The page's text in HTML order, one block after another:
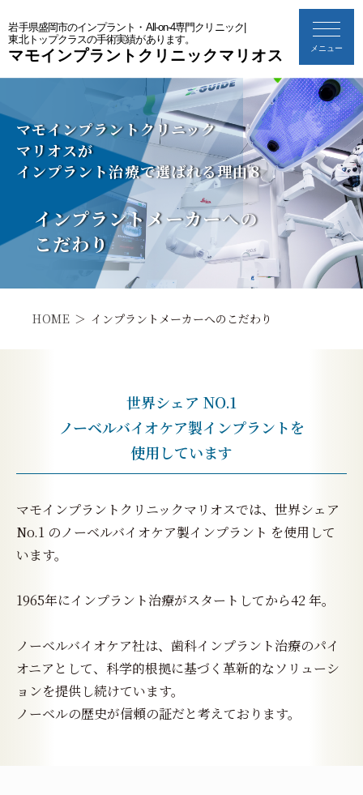
岩手県盛岡市のインプラント・All-on-4専門クリニック|
東北トップクラスの手術実績があります。
マモインプラントクリニックマリオス メニュー
マモインプラントクリニック
マリオスが
インプラント治療で選ばれる理由８
インプラントメーカーへの
こだわり
HOME インプラントメーカーへのこだわり
世界シェア NO.1
ノーベルバイオケア製インプラントを
使用しています
マモインプラントクリニックマリオスでは、世界シェア
No.1 のノーベルバイオケア製インプラント を使用して
います。
1965年にインプラント治療がスタートしてから42 年。
ノーベルバイオケア社は、歯科インプラント治療のパイ
オニアとして、科学的根拠に基づく革新的なソリューシ
ョンを提供し続けています。
ノーベルの歴史が信頼の証だと考えております。